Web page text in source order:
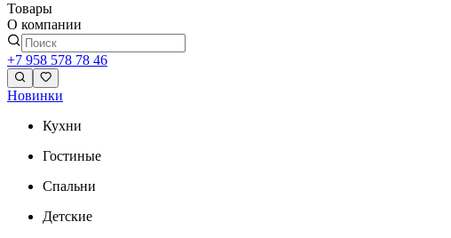
Товары
О компании
+7 958 578 78 46
Новинки
Кухни
Гостиные
Спальни
Детские